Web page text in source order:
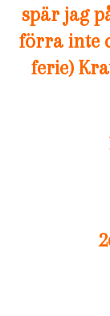
spär jag
förra inte
ferie)